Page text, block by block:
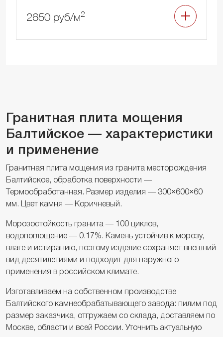
2650 руб/м2
Гранитная плита мощения
Балтийское — характеристики
и применение
Гранитная плита мощения из гранита месторождения
Балтийское, обработка поверхности —
Термообработанная. Размер изделия — 300×600×60
мм. Цвет камня — Коричневый.
Морозостойкость гранита — 100 циклов,
водопоглощение — 0.17%. Камень устойчив к морозу,
влаге и истиранию, поэтому изделие сохраняет внешний
вид десятилетиями и подходит для наружного
применения в российском климате.
Изготавливаем на собственном производстве
Балтийского камнеобрабатывающего завода: пилим под
размер заказчика, отгружаем со склада, доставляем по
Москве, области и всей России. Уточнить актуальную